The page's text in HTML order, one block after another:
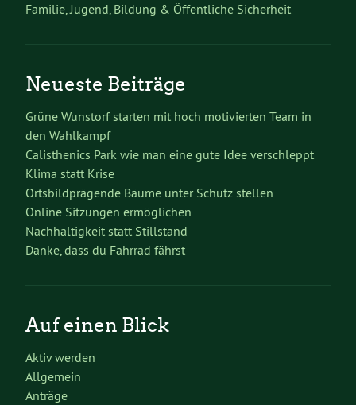
Familie, Jugend, Bildung & Öffentliche Sicherheit
Neueste Beiträge
Grüne Wunstorf starten mit hoch motivierten Team in
den Wahlkampf
Calisthenics Park wie man eine gute Idee verschleppt
Klima statt Krise
Ortsbildprägende Bäume unter Schutz stellen
Online Sitzungen ermöglichen
Nachhaltigkeit statt Stillstand
Danke, dass du Fahrrad fährst
Auf einen Blick
Aktiv werden
Allgemein
Anträge